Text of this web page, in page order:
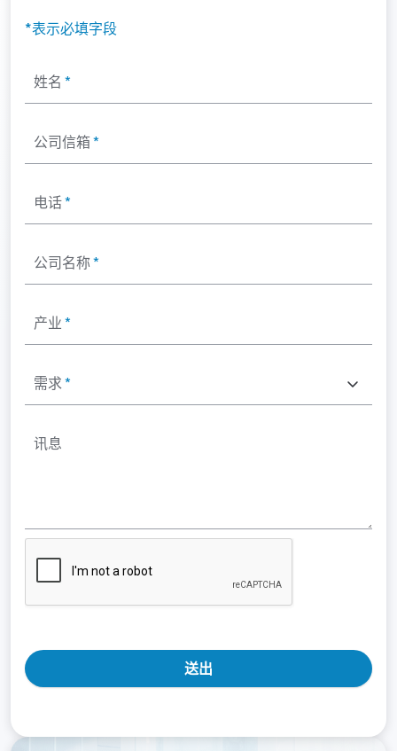
*表示必填字段
姓名 *
公司信箱*
电话*
公司名称*
产业*
需求*
讯息
送出